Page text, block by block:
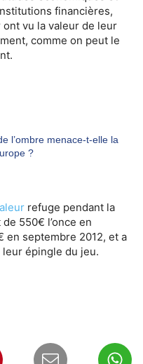
financières,
ont vu la valeur de leur
comme on peut le
refuge pendant la
550€ l’once en
en septembre 2012, et a
épingle du jeu.